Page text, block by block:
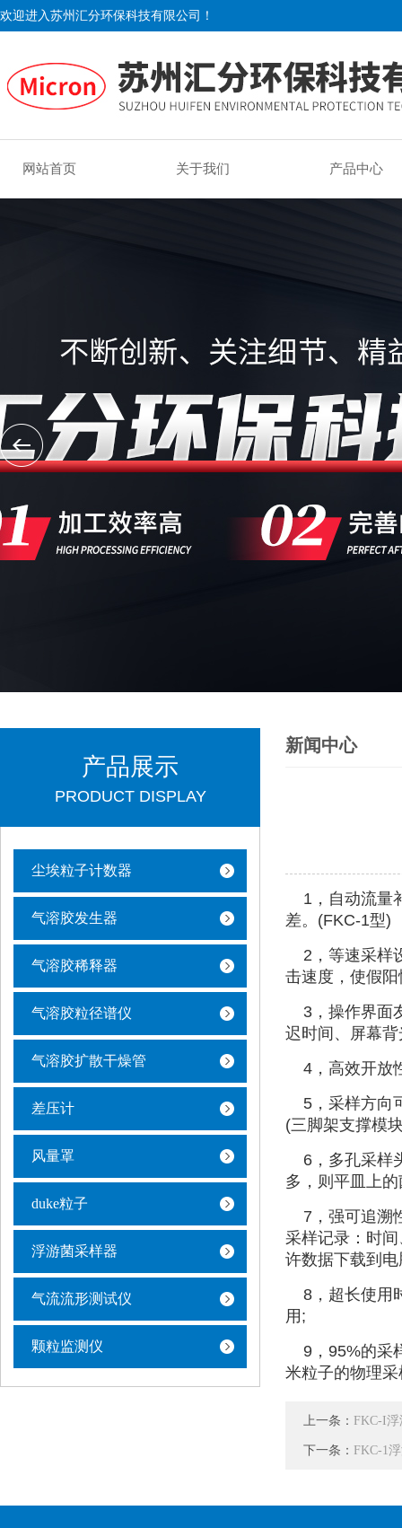
欢迎进入苏州汇分环保科技有限公司！
网站首页 关于我们 产品中心
产品展示
PRODUCT DISPLAY
尘埃粒子计数器
气溶胶发生器
气溶胶稀释器
气溶胶粒径谱仪
气溶胶扩散干燥管
差压计
风量罩
duke粒子
浮游菌采样器
气流流形测试仪
颗粒监测仪
新闻中心
1，自动流量
差。(FKC-1型)
2，等速采样
击速度，使假
3，操作界面
迟时间、屏幕
4，高效开放
5，采样方向
(三脚架支撑模
6，多孔采样
多，则平皿上
7，强可追溯
采样记录：时
许数据下载到
8，超长使用
用;
9，95%的采
米粒子的物理
上一条： FKC-I
下一条： FKC-1